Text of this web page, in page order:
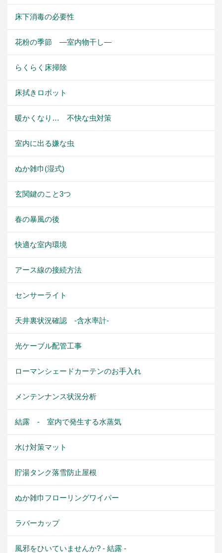
床下消毒の必要性
花粉の季節 ―室内物干し―
らくらく床掃除
床拭きロボット
暖かくなり… 不快な虫対策
室内に出る嫌な虫
ぬか雑巾(湿式)
玄関鍵のこと3つ
春の暴風の後
快適な室内環境
アース線の接続方法
センサーライト
天井裏状況確認 -含水率計-
光ケーブル配管工事
ローマンシェードカーテンのお手入れ
メンテンナンス状況分析
結露 - 室内で発生する水蒸気
水け対策マット
貯湯タンク落雪防止屋根
ぬか雑巾フローリングワイパー
ラバーカップ
風邪をひいていませんか? - 結露 -